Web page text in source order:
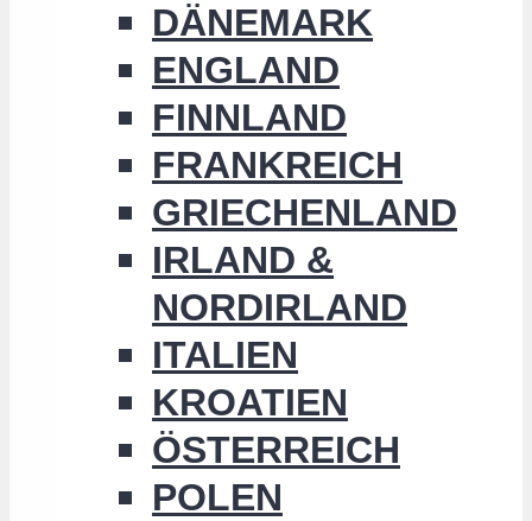
DÄNEMARK
ENGLAND
FINNLAND
FRANKREICH
GRIECHENLAND
IRLAND &
NORDIRLAND
ITALIEN
KROATIEN
ÖSTERREICH
POLEN